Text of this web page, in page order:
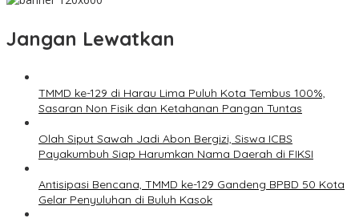
Jangan Lewatkan
TMMD ke-129 di Harau Lima Puluh Kota Tembus 100%,
Sasaran Non Fisik dan Ketahanan Pangan Tuntas
Olah Siput Sawah Jadi Abon Bergizi, Siswa ICBS
Payakumbuh Siap Harumkan Nama Daerah di FIKSI
Antisipasi Bencana, TMMD ke-129 Gandeng BPBD 50 Kota
Gelar Penyuluhan di Buluh Kasok